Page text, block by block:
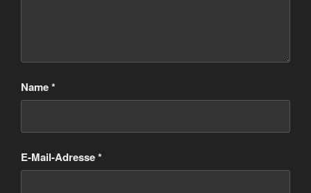
Name*
E-Mail-Adresse*